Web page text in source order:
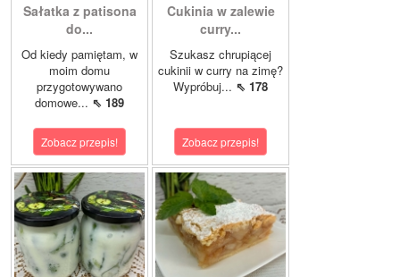
Sałatka z patisona
do...
Od kiedy pamiętam, w
moim domu
przygotowywano
domowe... ⇖ 189
Zobacz przepis!
Cukinia w zalewie
curry...
Szukasz chrupiącej
cukinii w curry na zimę?
Wypróbuj... ⇖ 178
Zobacz przepis!